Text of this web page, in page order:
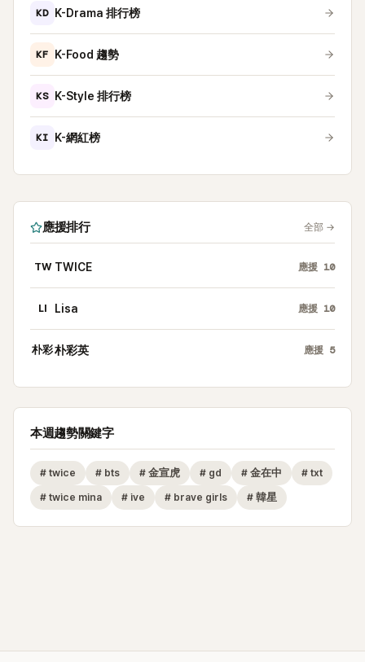
KD K-Drama 排行榜
KF K-Food 趨勢
KS K-Style 排行榜
KI K-網紅榜
應援排行 全部 →
TW TWICE 應援 10
LI Lisa 應援 10
朴彩朴彩英 應援 5
本週趨勢關鍵字
# twice # bts # 金宣虎 # gd # 金在中 # txt
# twice mina # ive # brave girls # 韓星